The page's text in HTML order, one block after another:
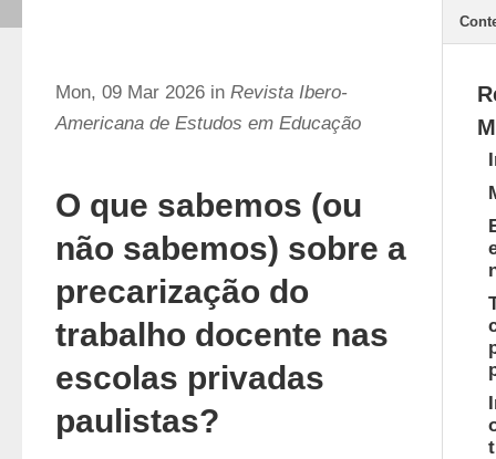
Mon, 09 Mar 2026 in Revista Ibero-
Americana de Estudos em Educação
O que sabemos (ou
não sabemos) sobre a
precarização do
trabalho docente nas
escolas privadas
paulistas?